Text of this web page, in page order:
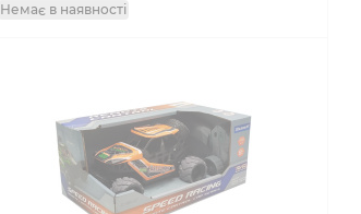
Немає в наявності